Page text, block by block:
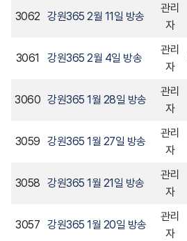
3062 강원365 2월 11일 방송
관리
자
3061 강원365 2월 4일 방송
관리
자
3060 강원365 1월 28일 방송
관리
자
3059 강원365 1월 27일 방송
관리
자
3058 강원365 1월 21일 방송
관리
자
3057 강원365 1월 20일 방송
관리
자